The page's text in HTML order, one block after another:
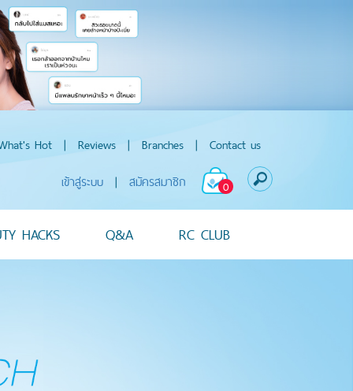
Hot | Reviews | Branches | Contact us
0
เข้าสู่ระบบ | สมัครสมาชิก
HACKS Q&A RC CLUB